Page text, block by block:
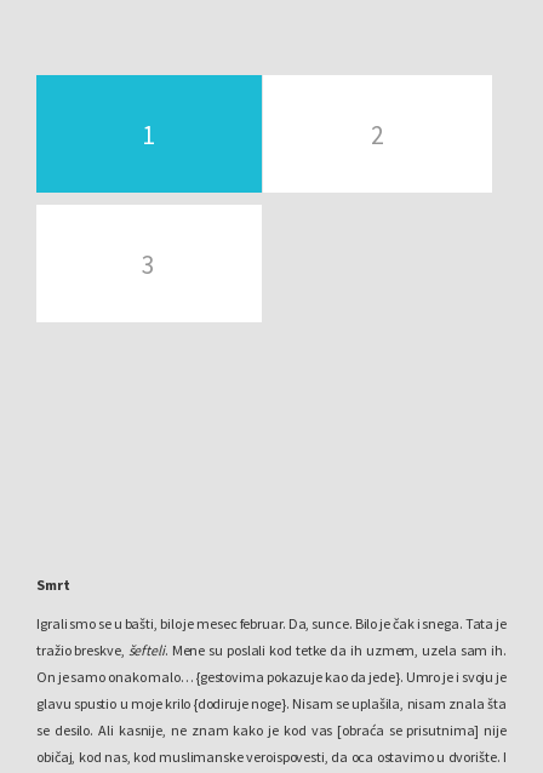
1 2
3
Smrt
Igrali smo se u bašti, bilo je mesec februar. Da, sunce. Bilo je čak i snega. Tata je
tražio breskve, šefteli. Mene su poslali kod tetke da ih uzmem, uzela sam ih.
On je samo onako malo… {gestovima pokazuje kao da jede}. Umro je i svoju je
glavu spustio u moje krilo {dodiruje noge}. Nisam se uplašila, nisam znala šta
se desilo. Ali kasnije, ne znam kako je kod vas [obraća se prisutnima] nije
običaj, kod nas, kod muslimanske veroispovesti, da oca ostavimo u dvorište. I